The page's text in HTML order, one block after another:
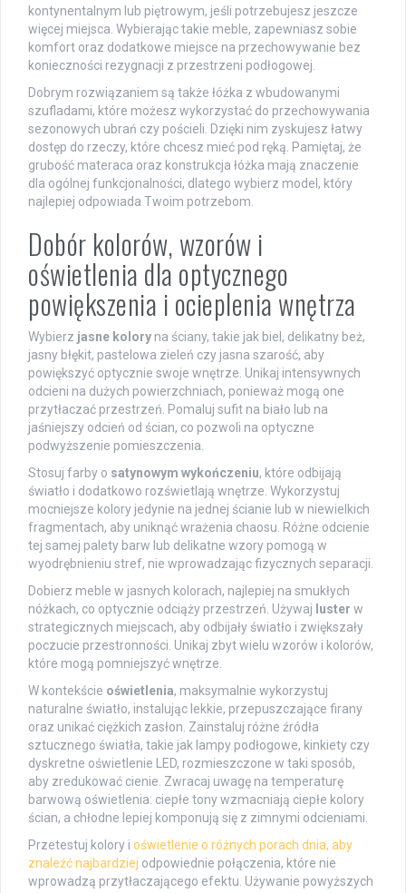
kontynentalnym lub piętrowym, jeśli potrzebujesz jeszcze
więcej miejsca. Wybierając takie meble, zapewniasz sobie
komfort oraz dodatkowe miejsce na przechowywanie bez
konieczności rezygnacji z przestrzeni podłogowej.
Dobrym rozwiązaniem są także łóżka z wbudowanymi
szufladami, które możesz wykorzystać do przechowywania
sezonowych ubrań czy pościeli. Dzięki nim zyskujesz łatwy
dostęp do rzeczy, które chcesz mieć pod ręką. Pamiętaj, że
grubość materaca oraz konstrukcja łóżka mają znaczenie
dla ogólnej funkcjonalności, dlatego wybierz model, który
najlepiej odpowiada Twoim potrzebom.
Dobór kolorów, wzorów i
oświetlenia dla optycznego
powiększenia i ocieplenia wnętrza
Wybierz jasne kolory na ściany, takie jak biel, delikatny beż,
jasny błękit, pastelowa zieleń czy jasna szarość, aby
powiększyć optycznie swoje wnętrze. Unikaj intensywnych
odcieni na dużych powierzchniach, ponieważ mogą one
przytłaczać przestrzeń. Pomaluj sufit na biało lub na
jaśniejszy odcień od ścian, co pozwoli na optyczne
podwyższenie pomieszczenia.
Stosuj farby o satynowym wykończeniu, które odbijają
światło i dodatkowo rozświetlają wnętrze. Wykorzystuj
mocniejsze kolory jedynie na jednej ścianie lub w niewielkich
fragmentach, aby uniknąć wrażenia chaosu. Różne odcienie
tej samej palety barw lub delikatne wzory pomogą w
wyodrębnieniu stref, nie wprowadzając fizycznych separacji.
Dobierz meble w jasnych kolorach, najlepiej na smukłych
nóżkach, co optycznie odciąży przestrzeń. Używaj luster w
strategicznych miejscach, aby odbijały światło i zwiększały
poczucie przestronności. Unikaj zbyt wielu wzorów i kolorów,
które mogą pomniejszyć wnętrze.
W kontekście oświetlenia, maksymalnie wykorzystuj
naturalne światło, instalując lekkie, przepuszczające firany
oraz unikać ciężkich zasłon. Zainstaluj różne źródła
sztucznego światła, takie jak lampy podłogowe, kinkiety czy
dyskretne oświetlenie LED, rozmieszczone w taki sposób,
aby zredukować cienie. Zwracaj uwagę na temperaturę
barwową oświetlenia: ciepłe tony wzmacniają ciepłe kolory
ścian, a chłodne lepiej komponują się z zimnymi odcieniami.
Przetestuj kolory i oświetlenie o różnych porach dnia, aby
znaleźć najbardziej odpowiednie połączenia, które nie
wprowadzą przytłaczającego efektu. Używanie powyższych